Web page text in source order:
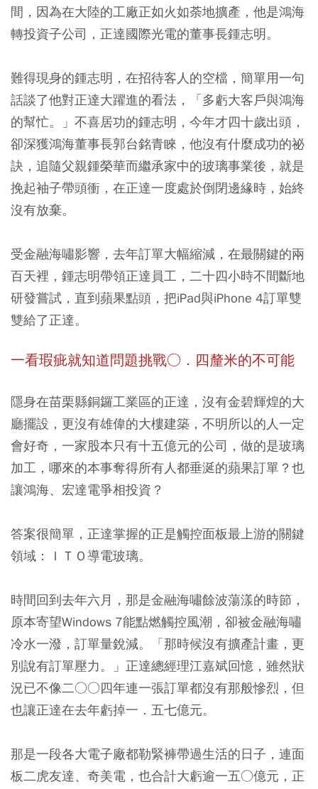
間，因為在大陸的工廠正如火如荼地擴產，他是鴻海
轉投資子公司，正達國際光電的董事長鍾志明。
難得現身的鍾志明，在招待客人的空檔，簡單用一句
話談了他對正達大躍進的看法，「多虧大客戶與鴻海
的幫忙。」不喜居功的鍾志明，今年才四十歲出頭，
卻深獲鴻海董事長郭台銘青睞，他沒有什麼成功的祕
訣，追隨父親鍾榮華而繼承家中的玻璃事業後，就是
挽起袖子帶頭衝，在正達一度處於倒閉邊緣時，始終
沒有放棄。
受金融海嘯影響，去年訂單大幅縮減，在最關鍵的兩
百天裡，鍾志明帶領正達員工，二十四小時不間斷地
研發嘗試，直到蘋果點頭，把iPad與iPhone 4訂單雙
雙給了正達。
一看瑕疵就知道問題挑戰○．四釐米的不可能
隱身在苗栗縣銅鑼工業區的正達，沒有金碧輝煌的大
廳擺設，更沒有雄偉的大樓建築，不明所以的人一定
會好奇，一家股本只有十五億元的公司，做的是玻璃
加工，哪來的本事奪得所有人都垂涎的蘋果訂單？也
讓鴻海、宏達電爭相投資？
答案很簡單，正達掌握的正是觸控面板最上游的關鍵
領域：ＩＴＯ導電玻璃。
時間回到去年六月，那是金融海嘯餘波蕩漾的時節，
原本寄望Windows 7能點燃觸控風潮，卻被金融海嘯
冷水一潑，訂單量銳減。「那時候沒有擴產計畫，更
別說有訂單壓力。」正達總經理江嘉斌回憶，雖然狀
況已不像二○○四年連一張訂單都沒有那般慘烈，但
也讓正達在去年虧掉一．五七億元。
那是一段各大電子廠都勒緊褲帶過生活的日子，連面
板二虎友達、奇美電，也合計大虧逾一五○億元，正